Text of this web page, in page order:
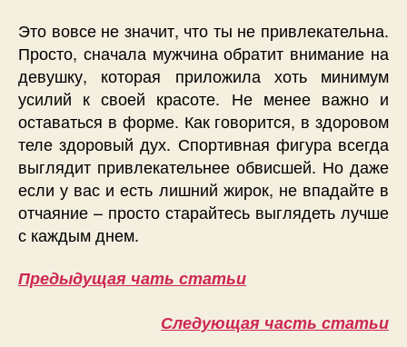
Это вовсе не значит, что ты не привлекательна.
Просто, сначала мужчина обратит внимание на
девушку, которая приложила хоть минимум
усилий к своей красоте. Не менее важно и
оставаться в форме. Как говорится, в здоровом
теле здоровый дух. Спортивная фигура всегда
выглядит привлекательнее обвисшей. Но даже
если у вас и есть лишний жирок, не впадайте в
отчаяние – просто старайтесь выглядеть лучше
с каждым днем.
Предыдущая чать статьи
Следующая часть статьи